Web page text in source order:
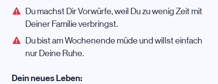
Du machst Dir Vorwürfe, weil Du zu wenig Zeit mit
Deiner Familie verbringst.
Du bist am Wochenende müde und willst einfach
nur Deine Ruhe.
Dein neues Leben: